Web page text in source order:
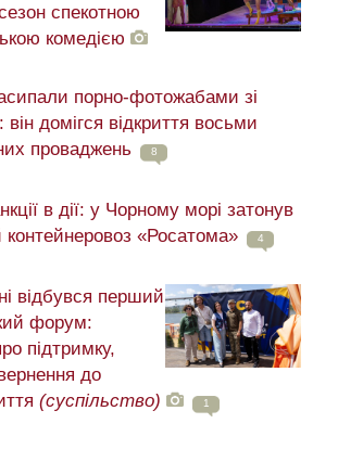
спекотною
комедією
порно-фотожабами зі
домігся відкриття восьми
проваджень
8
в дії: у Чорному морі затонув
контейнеровоз «Росатома»
4
відбувся перший
форум:
підтримку,
до
(суспільство) 1